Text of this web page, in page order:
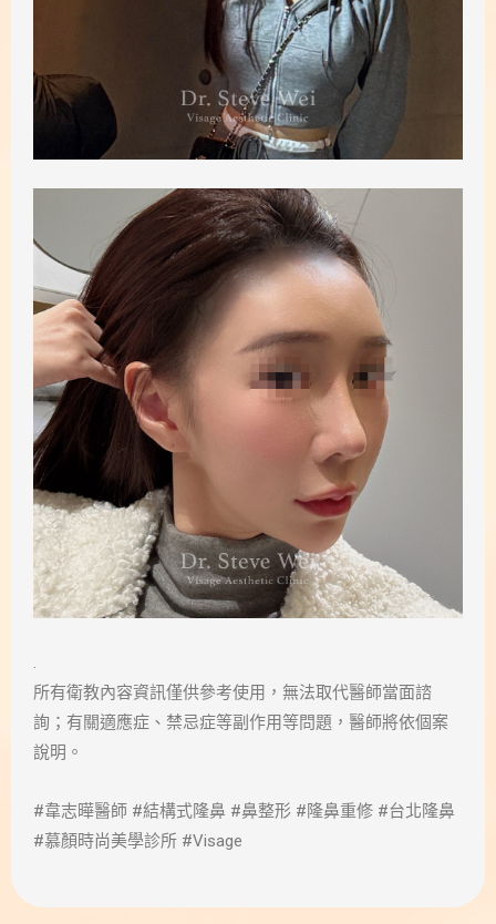
.
所有衛教內容資訊僅供參考使用，無法取代醫師當面諮
詢；有關適應症、禁忌症等副作用等問題，醫師將依個案
說明。
#韋志曄醫師 #結構式隆鼻 #鼻整形 #隆鼻重修 #台北隆鼻
#慕顏時尚美學診所 #Visage